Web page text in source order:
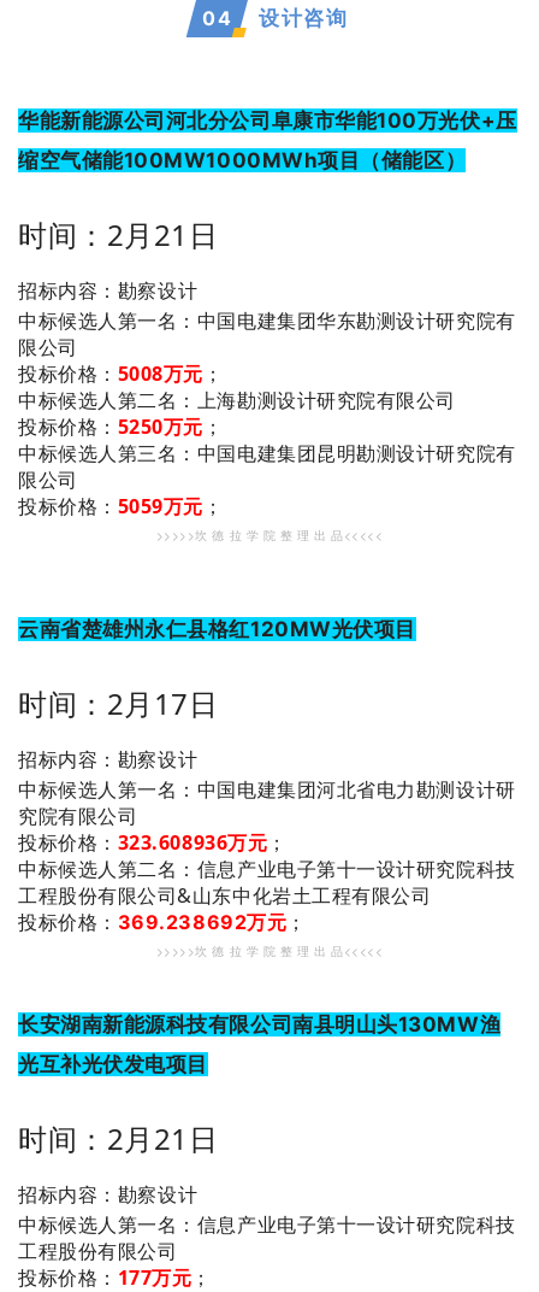
04 设计咨询
华能新能源公司河北分公司阜康市华能100万光伏+压
缩空气储能100MW1000MWh项目（储能区）
时间：2月21日
招标内容：勘察设计
中标候选人第一名 ：中国电建集团华东勘测设计研究院有
限公司
投标价格： 5008万元 ；
中标候选人第二名 ：上海勘测设计研究院有限公司
投标价格： 5250万元 ；
中标候选人第三名 ：中国电建集团昆明勘测设计研究院有
限公司
投标价格： 5059万元 ；
>>>>>坎 德 拉 学 院 整 理 出 品<<<<<
云南省楚雄州永仁县格红120MW光伏项目
时间：2月17日
招标内容：勘察设计
中标候选人第一名 ：中国电建集团河北省电力勘测设计研
究院有限公司
投标价格： 323.608936万元 ；
中标候选人第二名 ：信息产业电子第十一设计研究院科技
工程股份有限公司&山东中化岩土工程有限公司
投标价格： 369.238692万元 ；
>>>>>坎 德 拉 学 院 整 理 出 品<<<<<
长安湖南新能源科技有限公司南县明山头130MW渔
光互补光伏发电项目
时间：2月21日
招标内容：勘察设计
中标候选人第一名 ：信息产业电子第十一设计研究院科技
工程股份有限公司
投标价格： 177万元 ；